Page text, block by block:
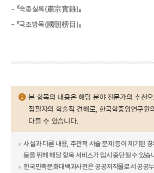
- 『숙종실록(肅宗實錄)』
- 『국조방목(國朝榜目)』
본 항목의 내용은 해당 분야 전문가의 추천
집필자의 학술적 견해로, 한국학중앙연구원
다를 수 있습니다.
사실과 다른 내용, 주관적 서술 문제 등이 제기된
등을 위해 해당 항목 서비스가 임시 중단될 수 있습
한국민족문화대백과사전은 공공저작물로서 공공